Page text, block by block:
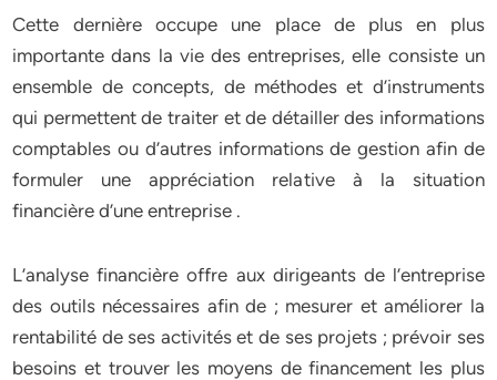
Cette dernière occupe une place de plus en plus
importante dans la vie des entreprises, elle consiste un
ensemble de concepts, de méthodes et d’instruments
qui permettent de traiter et de détailler des informations
comptables ou d’autres informations de gestion afin de
formuler une appréciation relative à la situation
financière d’une entreprise .
L’analyse financière offre aux dirigeants de l’entreprise
des outils nécessaires afin de ; mesurer et améliorer la
rentabilité de ses activités et de ses projets ; prévoir ses
besoins et trouver les moyens de financement les plus